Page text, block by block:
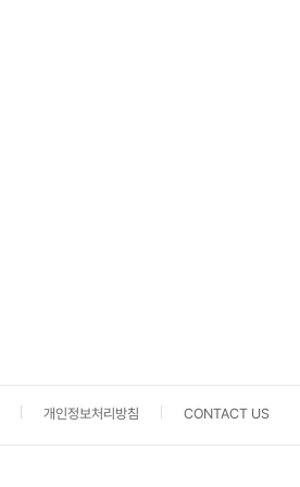
개인정보처리방침 CONTACT US